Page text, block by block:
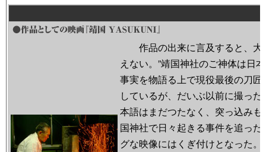
作品の出来に言及すると、
えない。”靖国神社のご神体は日
事実を物語る上で現役最後の刀
しているが、だいぶ以前に撮った
本語はまだつたなく、突っ込み
国神社で日々起きる事件を追っ
グな映像にはくぎ付けとなった